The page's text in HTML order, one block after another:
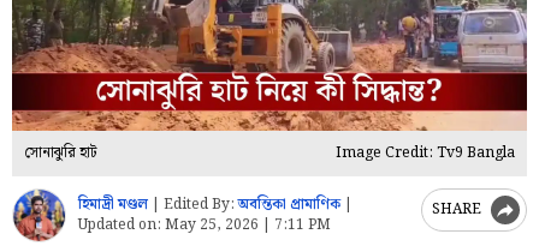
সোনাঝুরি হাট Image Credit: Tv9 Bangla
হিমাদ্রী মণ্ডল Edited By:অবন্তিকা প্রামাণিক|
Updated on: May 25, 2026 | 7:11 PM
SHARE